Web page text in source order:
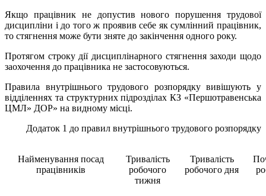
Якщо працівник не допустив нового порушення трудової
дисципліни і до того ж проявив себе як сумлінний працівник,
то стягнення може бути зняте до закінчення одного року.
Протягом строку дії дисциплінарного стягнення заходи щодо
заохочення до працівника не застосовуються.
Правила внутрішнього трудового розпорядку вивішують у
відділеннях та структурних підрозділахКЗ «Першотравенська
ЦМЛ» ДОР» на видному місці.
Додаток 1 до правил внутрішнього трудового розпорядку
Найменування посад
працівників
Тривалість
робочого
тижня
Тривалість
робочого дня